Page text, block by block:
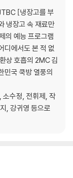
[냉장고를 부
냉장고 속 재료만
의 예능 프로그램
디에서도 본 적 없
상 호흡의 2MC 김
민국 쿡방 열풍의
수정, 전휘제, 작
, 강귀영 등으로